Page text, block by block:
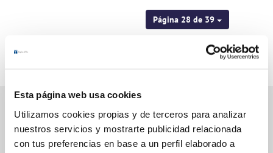
Esta página web usa cookies
Utilizamos cookies propias y de terceros para analizar
nuestros servicios y mostrarte publicidad relacionada
con tus preferencias en base a un perfil elaborado a
Página 28 de 39
Gestiones Online